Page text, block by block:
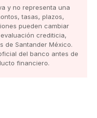
y no representa una
tasas, plazos,
pueden cambiar
crediticia,
de Santander México.
del banco antes de
financiero.